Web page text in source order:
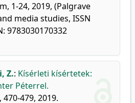
1-24, 2019, (Palgrave
media studies, ISSN
9783030170332
Z.: Kísérleti kísértetek:
Péterrel.
470-479, 2019.